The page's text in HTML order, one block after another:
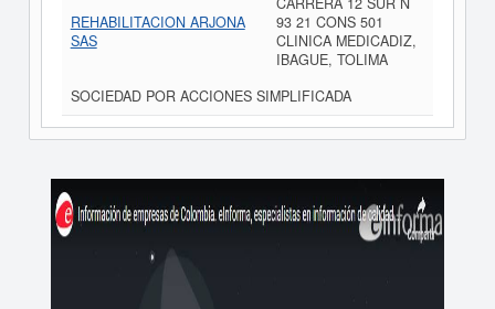
REHABILITACION ARJONA
SAS
93 21 CONS 501
CLINICA MEDICADIZ,
IBAGUE, TOLIMA
SOCIEDAD POR ACCIONES SIMPLIFICADA